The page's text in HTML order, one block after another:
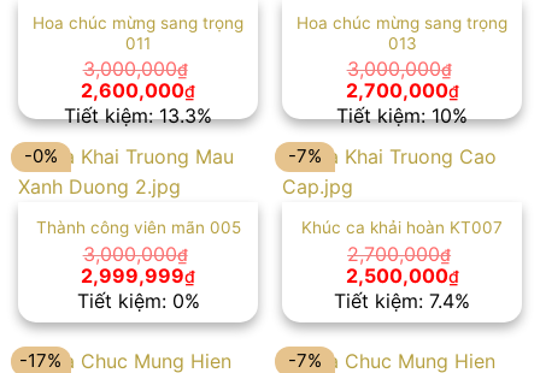
Hoa chúc mừng sang trọng
011
3,000,000₫
Giá
gốc
là:
3,000,000₫.
2,600,000₫Giá
hiện
tại
là:
2,600,000₫.
Tiết kiệm: 13.3%
Hoa chúc mừng sang trọng
013
3,000,000₫
Giá
gốc
là:
3,000,000₫.
2,700,000₫Giá
hiện
tại
là:
Tiết kiệm: 10%
-0%
Thành công viên mãn 005
3,000,000₫
Giá
gốc
là:
3,000,000₫.
2,999,999₫Giá
hiện
tại
là:
2,999,999₫.
Tiết kiệm: 0%
-7%
Khúc ca khải hoàn KT007
2,700,000₫
Giá
gốc
là:
2,700,000₫.
2,500,000₫Giá
hiện
tại
là:
Tiết kiệm: 7.4%
-17% -7%